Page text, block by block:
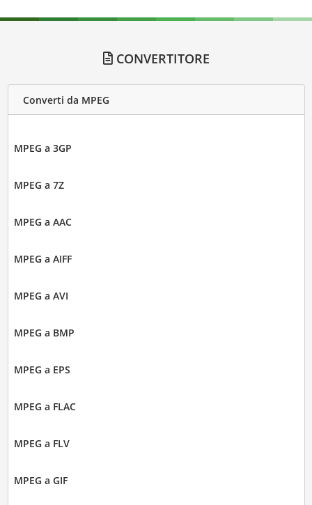
CONVERTITORE
Converti da MPEG
MPEG a 3GP
MPEG a 7Z
MPEG a AAC
MPEG a AIFF
MPEG a AVI
MPEG a BMP
MPEG a EPS
MPEG a FLAC
MPEG a FLV
MPEG a GIF